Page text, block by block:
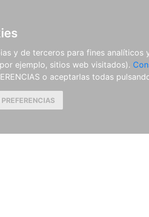
y de terceros para fines
ejemplo, sitios web visitados).
o aceptarlas todas